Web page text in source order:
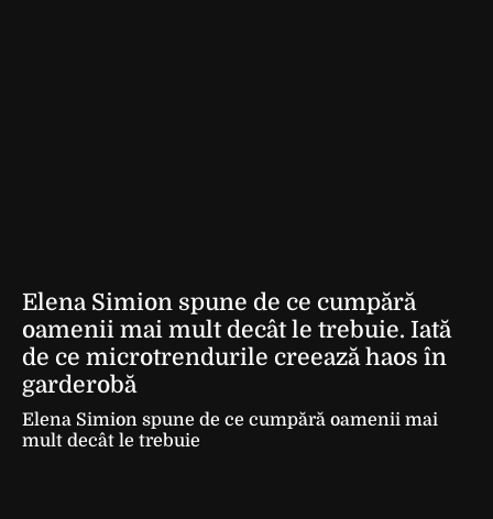
Elena Simion spune de ce cumpără
oamenii mai mult decât le trebuie. Iată
de ce microtrendurile creează haos în
garderobă
Elena Simion spune de ce cumpără oamenii mai
mult decât le trebuie